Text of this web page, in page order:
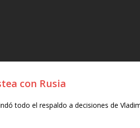
con Rusia
todo el respaldo a decisiones de